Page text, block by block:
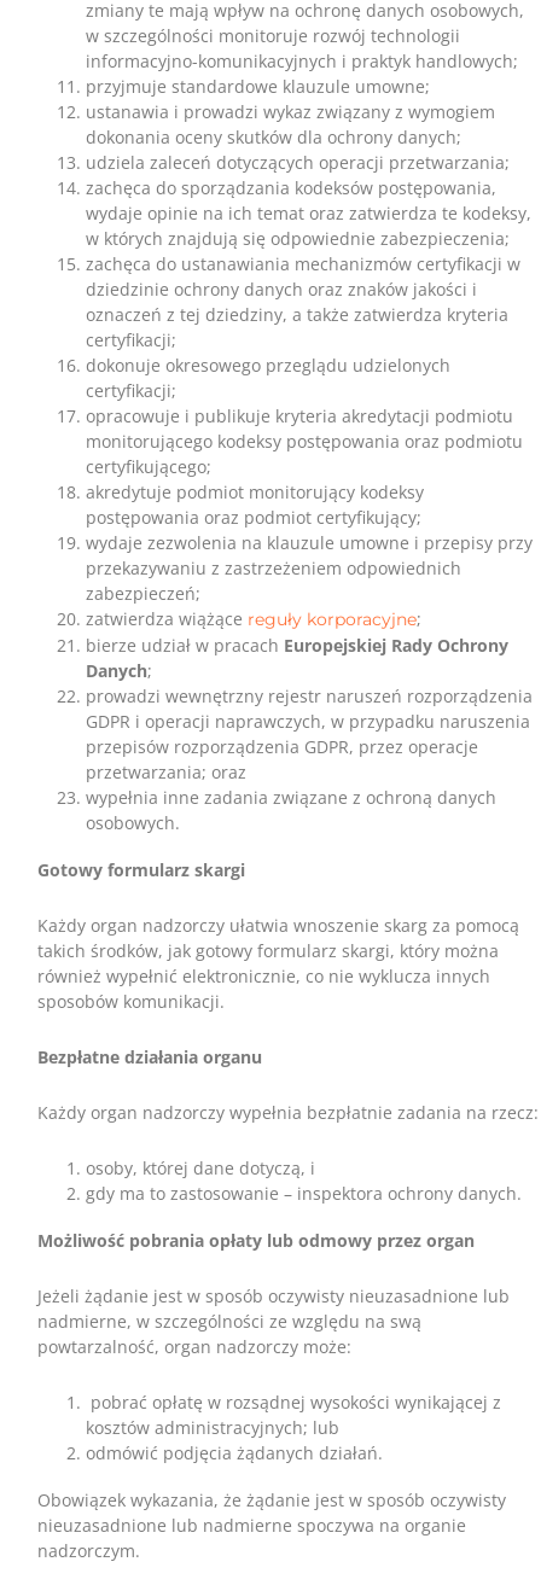
zmiany te mają wpływ na ochronę danych osobowych,
w szczególności monitoruje rozwój technologii
informacyjno-komunikacyjnych i praktyk handlowych;
przyjmuje standardowe klauzule umowne;
ustanawia i prowadzi wykaz związany z wymogiem
dokonania oceny skutków dla ochrony danych;
udziela zaleceń dotyczących operacji przetwarzania;
zachęca do sporządzania kodeksów postępowania,
wydaje opinie na ich temat oraz zatwierdza te kodeksy,
w których znajdują się odpowiednie zabezpieczenia;
zachęca do ustanawiania mechanizmów certyfikacji w
dziedzinie ochrony danych oraz znaków jakości i
oznaczeń z tej dziedziny, a także zatwierdza kryteria
certyfikacji;
dokonuje okresowego przeglądu udzielonych
certyfikacji;
opracowuje i publikuje kryteria akredytacji podmiotu
monitorującego kodeksy postępowania oraz podmiotu
certyfikującego;
akredytuje podmiot monitorujący kodeksy
postępowania oraz podmiot certyfikujący;
wydaje zezwolenia na klauzule umowne i przepisy przy
przekazywaniu z zastrzeżeniem odpowiednich
zabezpieczeń;
zatwierdza wiążące reguły korporacyjne;
bierze udział w pracach Europejskiej Rady Ochrony
Danych;
prowadzi wewnętrzny rejestr naruszeń rozporządzenia
GDPR i operacji naprawczych, w przypadku naruszenia
przepisów rozporządzenia GDPR, przez operacje
przetwarzania; oraz
wypełnia inne zadania związane z ochroną danych
osobowych.
Gotowy formularz skargi
Każdy organ nadzorczy ułatwia wnoszenie skarg za pomocą
takich środków, jak gotowy formularz skargi, który można
również wypełnić elektronicznie, co nie wyklucza innych
sposobów komunikacji.
Bezpłatne działania organu
Każdy organ nadzorczy wypełnia bezpłatnie zadania na rzecz:
osoby, której dane dotyczą, i
gdy ma to zastosowanie – inspektora ochrony danych.
Możliwość pobrania opłaty lub odmowy przez organ
Jeżeli żądanie jest w sposób oczywisty nieuzasadnione lub
nadmierne, w szczególności ze względu na swą
powtarzalność, organ nadzorczy może:
pobrać opłatę w rozsądnej wysokości wynikającej z
kosztów administracyjnych; lub
odmówić podjęcia żądanych działań.
Obowiązek wykazania, że żądanie jest w sposób oczywisty
nieuzasadnione lub nadmierne spoczywa na organie
nadzorczym.